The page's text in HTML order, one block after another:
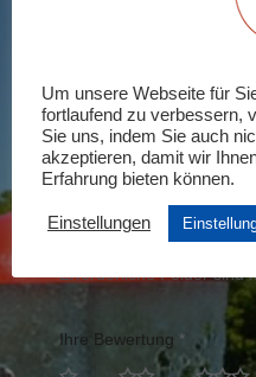
Rezensionen (0)
Schreiben Sie die
„Einzeleintritt
Ihre E-Mail-Adresse wird
Erforderliche Felder sind
Ihre Bewertung *
Um unsere Webseite für
fortlaufend zu verbessern,
Sie uns, indem Sie auch
akzeptieren, damit wir
Erfahrung bieten können.
Einstellungen